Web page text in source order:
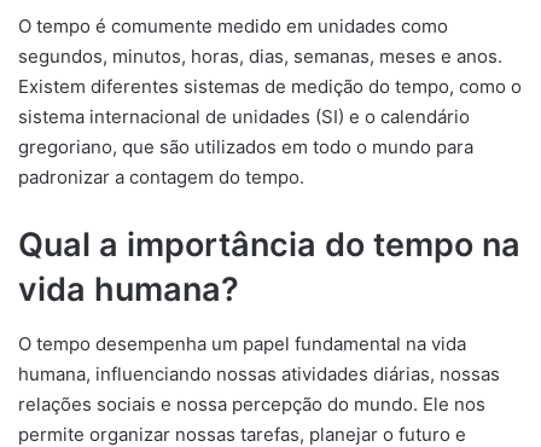
O tempo é comumente medido em unidades como
segundos, minutos, horas, dias, semanas, meses e anos.
Existem diferentes sistemas de medição do tempo, como o
sistema internacional de unidades (SI) e o calendário
gregoriano, que são utilizados em todo o mundo para
padronizar a contagem do tempo.
Qual a importância do tempo na
vida humana?
O tempo desempenha um papel fundamental na vida
humana, influenciando nossas atividades diárias, nossas
relações sociais e nossa percepção do mundo. Ele nos
permite organizar nossas tarefas, planejar o futuro e